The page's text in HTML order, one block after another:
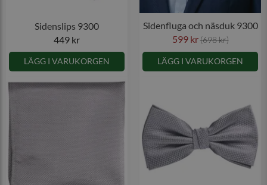
Sidenslips 9300
449 kr
LÄGG I VARUKORGEN
Sidenfluga och näsduk 9300
599 kr(698 kr)
LÄGG I VARUKORGEN